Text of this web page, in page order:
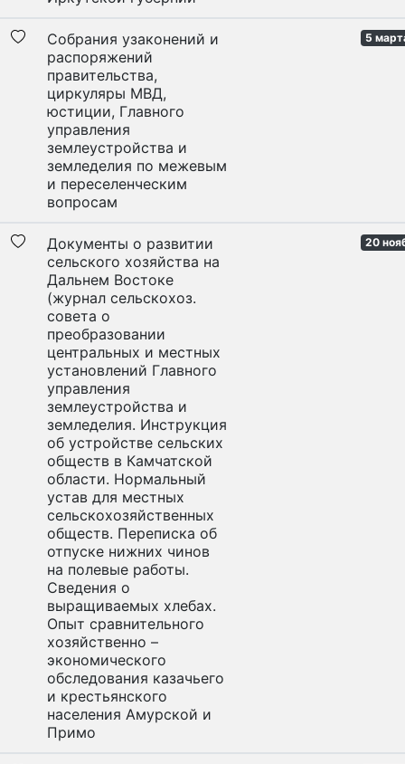
Собрания узаконений и
распоряжений
правительства,
циркуляры МВД,
юстиции, Главного
управления
землеустройства и
земледелия по межевым
и переселенческим
вопросам
5
Документы о развитии
сельского хозяйства на
Дальнем Востоке
(журнал сельскохоз.
совета о
преобразовании
центральных и местных
установлений Главного
управления
землеустройства и
земледелия. Инструкция
об устройстве сельских
обществ в Камчатской
области. Нормальный
устав для местных
сельскохозяйственных
обществ. Переписка об
отпуске нижних чинов
на полевые работы.
Сведения о
выращиваемых хлебах.
Опыт сравнительного
хозяйственно –
экономического
обследования казачьего
и крестьянского
населения Амурской и
Примо
20